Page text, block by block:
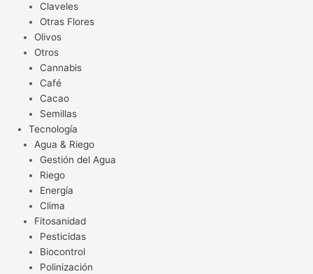
Claveles
Otras Flores
Olivos
Otros
Cannabis
Café
Cacao
Semillas
Tecnología
Agua & Riego
Gestión del Agua
Riego
Energía
Clima
Fitosanidad
Pesticidas
Biocontrol
Polinización